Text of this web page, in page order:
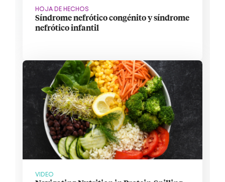
HOJA DE HECHOS
Síndrome nefrótico congénito y síndrome
nefrótico infantil
VIDEO